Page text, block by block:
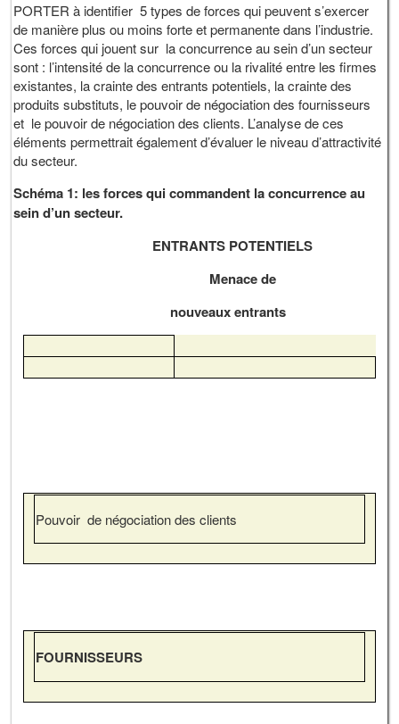
PORTER à identifier 5 types de forces qui peuvent s’exercer
de manière plus ou moins forte et permanente dans l’industrie.
Ces forces qui jouent sur la concurrence au sein d’un secteur
sont : l’intensité de la concurrence ou la rivalité entre les firmes
existantes, la crainte des entrants potentiels, la crainte des
produits substituts, le pouvoir de négociation des fournisseurs
et le pouvoir de négociation des clients. L’analyse de ces
éléments permettrait également d’évaluer le niveau d’attractivité
du secteur.
Schéma 1: les forces qui commandent la concurrence au
sein d’un secteur.
ENTRANTS POTENTIELS
Menace de
nouveaux entrants
Pouvoir de négociation des clients
FOURNISSEURS